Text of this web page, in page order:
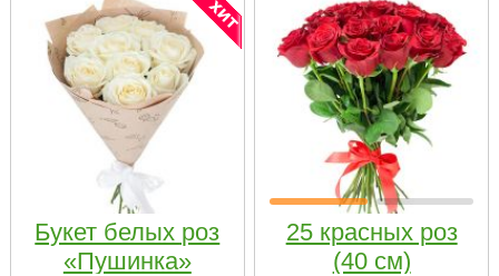
Букет белых роз
«Пушинка»
25 красных роз
(40 см)